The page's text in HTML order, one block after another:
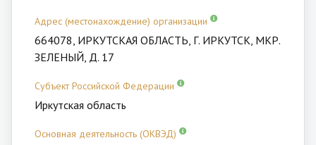
Адрес (местонахождение) организации
664078, ИРКУТСКАЯ ОБЛАСТЬ, Г. ИРКУТСК, МКР.
ЗЕЛЕНЫЙ, Д. 17
Субъект Российской Федерации
Иркутская область
Основная деятельность (ОКВЭД)